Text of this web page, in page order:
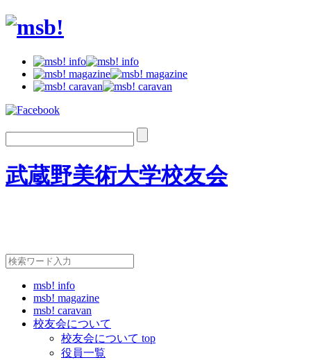
武蔵野美術大学校友会
msb! info
msb! magazine
msb! caravan
校友会について
校友会について top
役員一覧